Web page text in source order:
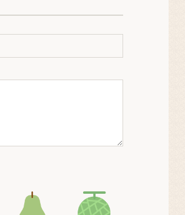
アイコン6 アイコン7